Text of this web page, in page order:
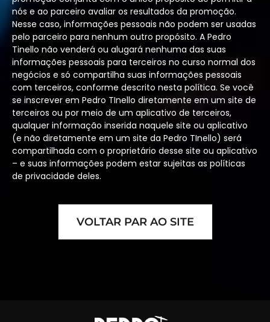
nós e ao parceiro avaliar os resultados da promoção.
Nesse caso, informações pessoais não podem ser usadas
pelo parceiro para nenhum outro propósito. A Pedro
Tinello não venderá ou alugará nenhuma das suas
informações pessoais para terceiros no curso normal dos
negócios e só compartilha suas informações pessoais
com terceiros, conforme descrito nesta política. Se você
se inscrever em Pedro TInello diretamente em um site de
terceiros ou por meio de um aplicativo de terceiros,
qualquer informação inserida naquele site ou aplicativo
(e não diretamente em um site da Pedro TInello) será
compartilhada com o proprietário desse site ou aplicativo
– e suas informações podem estar sujeitas as políticas
de privacidade deles.
VOLTAR PAR AO SITE